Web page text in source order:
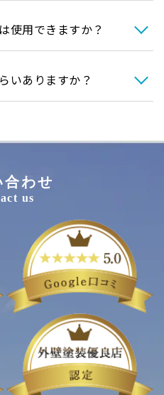
使⽤できますか？
いありますか？
合わせ
us